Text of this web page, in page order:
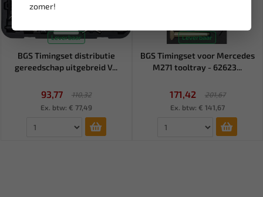
zomer!
Leverbaar
BGS Timingset distributie
gereedschap uitgebreid V...
93,77
110,32
Ex. btw: € 77,49
Leverbaar
BGS Timingset voor Mercedes
M271 tooltray - 62623...
171,42
201,67
Ex. btw: € 141,67